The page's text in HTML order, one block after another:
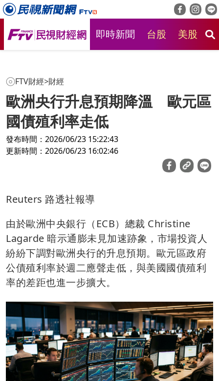
即時新聞 台股 美股
FTV財經>財經
歐洲央行升息預期降溫 歐元區
國債殖利率走低
發布時間：2026/06/23 15:22:43
更新時間：2026/06/23 16:02:46
Reuters 路透社報導
由於歐洲中央銀行（ECB）總裁 Christine
Lagarde 暗示通膨未見加速跡象，市場投資人
紛紛下調對歐洲央行的升息預期。歐元區政府
公債殖利率於週二應聲走低，與美國國債殖利
率的差距也進一步擴大。